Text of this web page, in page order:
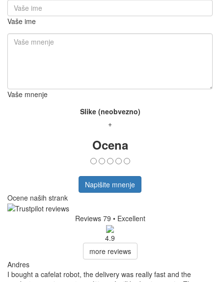
Vaše ime
Vaše mnenje
Slike (neobvezno)
+
Ocena
Napišite mnenje
Ocene naših strank
Reviews 79 • Excellent
4.9
more reviews
Andres
I bought a cafelat robot, the delivery was really fast and the